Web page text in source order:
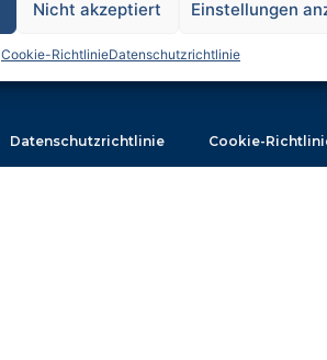
Nicht akzeptiert Einstellungen
Cookie-RichtlinieDatenschutzrichtlinie
Datenschutzrichtlinie Cookie-